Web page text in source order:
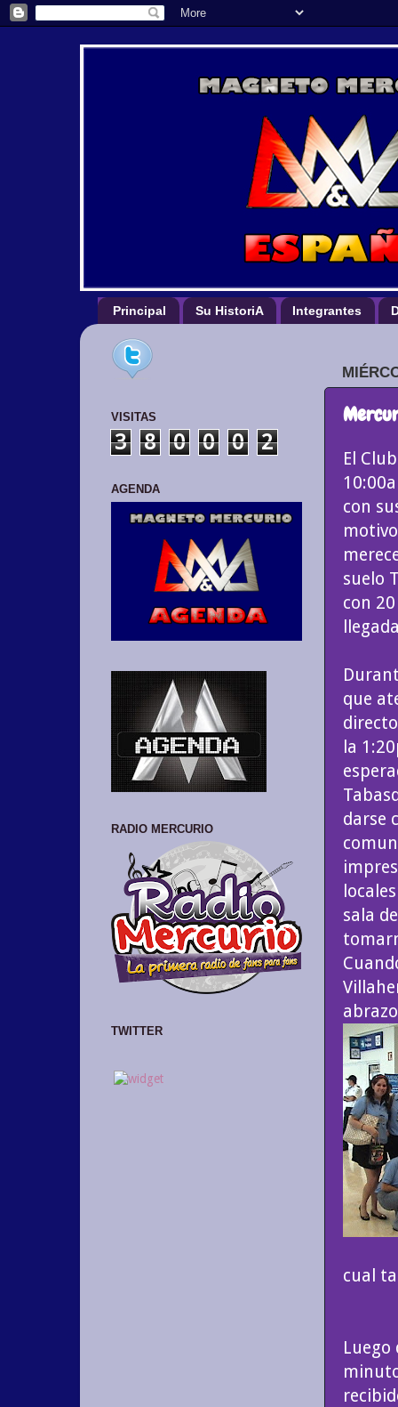
Principal Su HistoriA Integrantes
El
con
suelo
con
que
la
darse
sala
cual
Luego
VISITAS
3 8 0 0 0 2
AGENDA
RADIO MERCURIO
TWITTER